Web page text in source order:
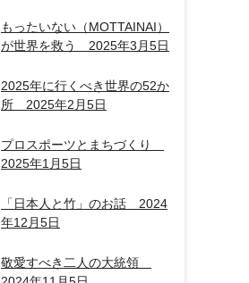
もったいない（MOTTAINAI）
が世界を救う 2025年3月5日
2025年に行くべき世界の52か
所 2025年2月5日
プロスポーツとまちづくり
2025年1月5日
「日本人と竹」のお話 2024
年12月5日
敬愛すべき二人の大統領